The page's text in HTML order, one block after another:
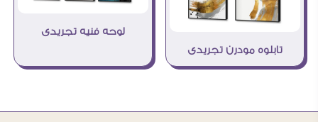
تابلوه مودرن تجريدى
لوحه فنيه تجريدى